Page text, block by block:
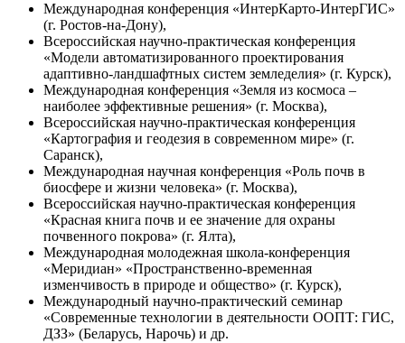
Международная конференция «ИнтерКарто-ИнтерГИС»
(г. Ростов-на-Дону),
Всероссийская научно-практическая конференция
«Модели автоматизированного проектирования
адаптивно-ландшафтных систем земледелия» (г. Курск),
Международная конференция «Земля из космоса –
наиболее эффективные решения» (г. Москва),
Всероссийская научно-практическая конференция
«Картография и геодезия в современном мире» (г.
Саранск),
Международная научная конференция «Роль почв в
биосфере и жизни человека» (г. Москва),
Всероссийская научно-практическая конференция
«Красная книга почв и ее значение для охраны
почвенного покрова» (г. Ялта),
Международная молодежная школа-конференция
«Меридиан» «Пространственно-временная
изменчивость в природе и общество» (г. Курск),
Международный научно-практический семинар
«Современные технологии в деятельности ООПТ: ГИС,
ДЗЗ» (Беларусь, Нарочь) и др.